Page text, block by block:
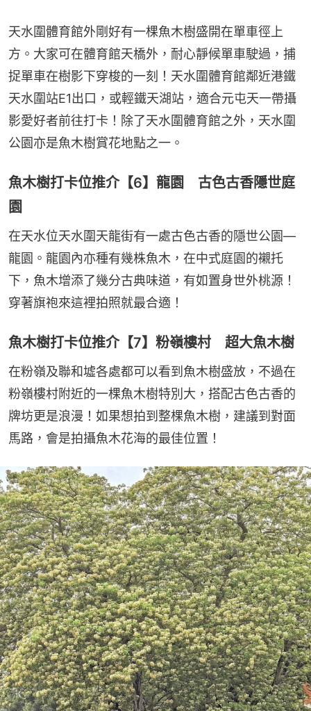
天水圍體育館外剛好有一棵魚木樹盛開在單車徑上
方。大家可在體育館天橋外，耐心靜候單車駛過，捕
捉單車在樹影下穿梭的一刻！天水圍體育館鄰近港鐵
天水圍站E1出口，或輕鐵天湖站，適合元屯天一帶攝
影愛好者前往打卡！除了天水圍體育館之外，天水圍
公園亦是魚木樹賞花地點之一。
魚木樹打卡位推介【6】龍園 古色古香隱世庭
園
在天水位天水圍天龍街有一處古色古香的隱世公園—
龍園。龍園內亦種有幾株魚木，在中式庭園的襯托
下，魚木增添了幾分古典味道，有如置身世外桃源！
穿著旗袍來這裡拍照就最合適！
魚木樹打卡位推介【7】粉嶺樓村 超大魚木樹
在粉嶺及聯和墟各處都可以看到魚木樹盛放，不過在
粉嶺樓村附近的一棵魚木樹特別大，搭配古色古香的
牌坊更是浪漫！如果想拍到整棵魚木樹，建議到對面
馬路，會是拍攝魚木花海的最佳位置！